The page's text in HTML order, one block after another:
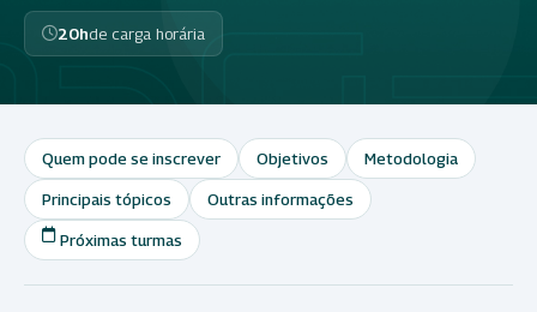
20hde carga horária
Quem pode se inscrever Objetivos Metodologia
Principais tópicos Outras informações
Próximas turmas